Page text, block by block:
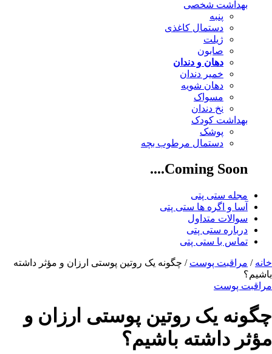
بهداشت شخصی
پنبه
دستمال کاغذی
ژیلت
صابون
دهان و دندان
خمیر دندان
دهان شویه
مسواک
نخ دندان
بهداشت کودک
پوشک
دستمال مرطوب بچه
Coming Soon....
مجله ستی پتی
آسا و اگره ها ستی پتی
سوالات متداول
درباره ستی پتی
تماس با ستی پتی
خانه / مراقبت پوست / چگونه یک روتین پوستی ارزان و مؤثر داشته
باشیم؟
مراقبت پوست
چگونه یک روتین پوستی ارزان و
مؤثر داشته باشیم؟